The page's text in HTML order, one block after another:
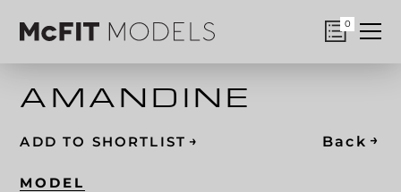
0
AMANDINE
ADD TO SHORTLIST → Back →
MODEL